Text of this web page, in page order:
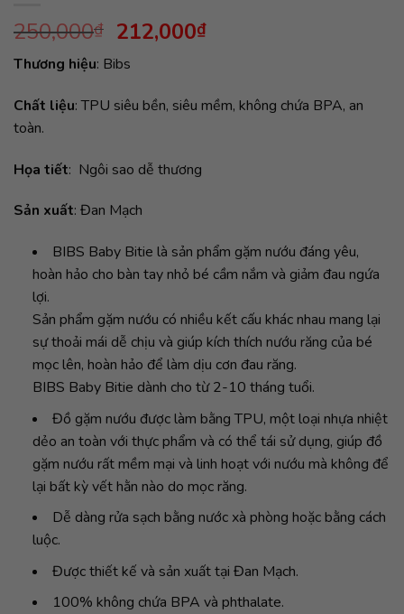
250,000₫ Giá
gốc
là:
250,000₫.
212,000₫Giá
là:
212,000₫.
Thương hiệu: Bibs
Chất liệu: TPU siêu bền, siêu mềm, không chứa BPA, an
toàn.
Họa tiết: Ngôi sao dễ thương
Sản xuất: Đan Mạch
BIBS Baby Bitie là sản phẩm gặm nướu đáng yêu,
hoàn hảo cho bàn tay nhỏ bé cầm nắm và giảm đau ngứa
lợi.
Sản phẩm gặm nướu có nhiều kết cấu khác nhau mang lại
sự thoải mái dễ chịu và giúp kích thích nướu răng của bé
mọc lên, hoàn hảo để làm dịu cơn đau răng.
BIBS Baby Bitie dành cho từ 2-10 tháng tuổi.
Đồ gặm nướu được làm bằng TPU, một loại nhựa nhiệt
dẻo an toàn với thực phẩm và có thể tái sử dụng, giúp đồ
gặm nướu rất mềm mại và linh hoạt với nướu mà không để
lại bất kỳ vết hằn nào do mọc răng.
Dễ dàng rửa sạch bằng nước xà phòng hoặc bằng cách
luộc.
Được thiết kế và sản xuất tại Đan Mạch.
100% không chứa BPA và phthalate.